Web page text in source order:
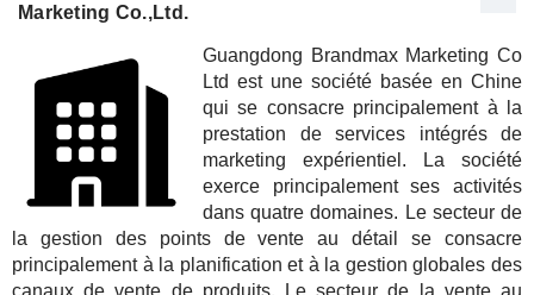
Marketing Co.,Ltd.
Guangdong Brandmax Marketing Co
Ltd est une société basée en Chine
qui se consacre principalement à la
prestation de services intégrés de
marketing expérientiel. La société
exerce principalement ses activités
dans quatre domaines. Le secteur de
la gestion des points de vente au détail se consacre
principalement à la planification et à la gestion globales des
canaux de vente de produits. Le secteur de la vente au